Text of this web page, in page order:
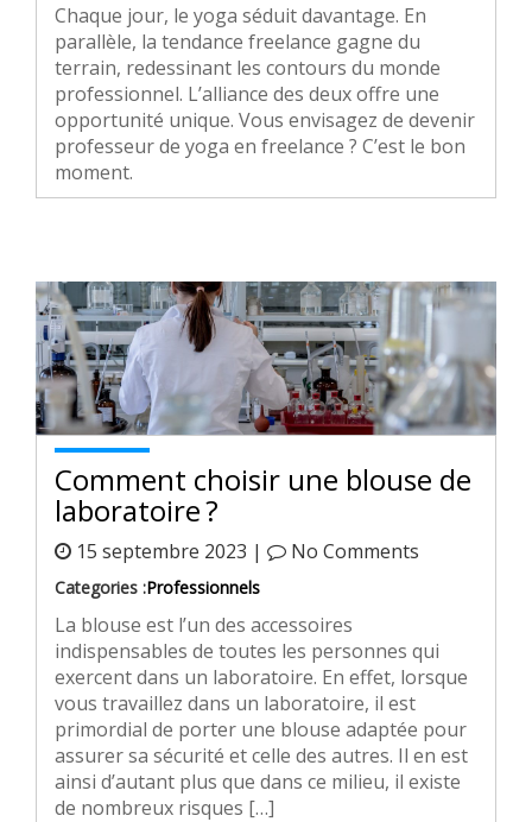
Chaque jour, le yoga séduit davantage. En
parallèle, la tendance freelance gagne du
terrain, redessinant les contours du monde
professionnel. L’alliance des deux offre une
opportunité unique. Vous envisagez de devenir
professeur de yoga en freelance ? C’est le bon
moment.
Comment choisir une blouse de
laboratoire ?
15 septembre 2023 | No Comments
Categories :Professionnels
La blouse est l’un des accessoires
indispensables de toutes les personnes qui
exercent dans un laboratoire. En effet, lorsque
vous travaillez dans un laboratoire, il est
primordial de porter une blouse adaptée pour
assurer sa sécurité et celle des autres. Il en est
ainsi d’autant plus que dans ce milieu, il existe
de nombreux risques […]